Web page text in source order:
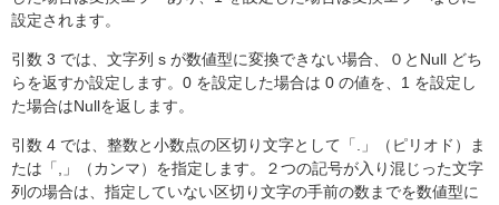
設定されます。
引数 3 では、文字列 s が数値型に変換できない場合、０とNull どち
らを返すか設定します。0 を設定した場合は 0 の値を、1 を設定し
た場合はNullを返します。
引数 4 では、整数と小数点の区切り文字として「.」（ピリオド）ま
たは「,」（カンマ）を指定します。２つの記号が入り混じった文字
列の場合は、指定していない区切り文字の手前の数までを数値型に